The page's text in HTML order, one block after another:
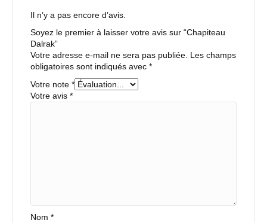
Il n’y a pas encore d’avis.
Soyez le premier à laisser votre avis sur “Chapiteau
Dalrak”
Votre adresse e-mail ne sera pas publiée. Les champs
obligatoires sont indiqués avec *
Votre note *
Votre avis *
Nom *